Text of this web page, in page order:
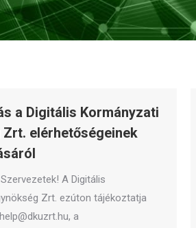
a Digitális Kormányzati
Zrt. elérhetőségeinek
A Digitális
Zrt. ezúton tájékoztatja
a